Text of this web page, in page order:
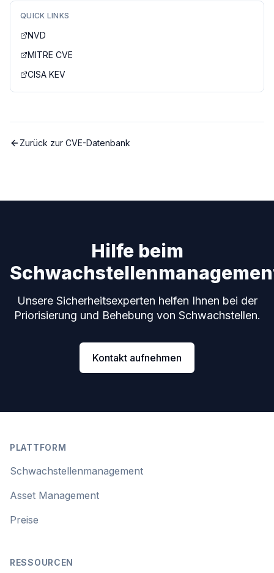
QUICK LINKS
NVD
MITRE CVE
CISA KEV
Zurück zur CVE-Datenbank
Hilfe beim
Unsere Sicherheitsexperten helfen Ihnen bei der
Priorisierung und Behebung von Schwachstellen.
Kontakt aufnehmen
PLATTFORM
Schwachstellenmanagement
Asset Management
Preise
RESSOURCEN